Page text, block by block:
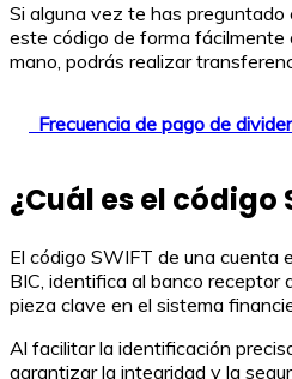
Si alguna vez te has preguntado
este código de forma fácilmente
mano, podrás realizar
Frecuencia de pago de
¿Cuál es el código
El código SWIFT de una cuenta
BIC, identifica al banco receptor
pieza clave en el sistema
Al facilitar la identificación
garantizar la integridad y la